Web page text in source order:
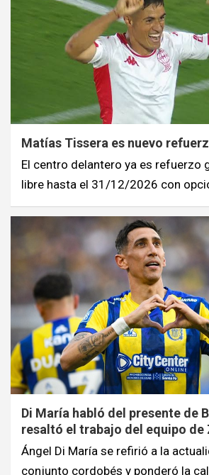
Matías Tissera es nuevo
El centro delantero ya es refuerzo
libre hasta el 31/12/2026 con
Di María habló del presente de
resaltó el trabajo del equipo de
Ángel Di María se refirió a la
conjunto cordobés y ponderó la